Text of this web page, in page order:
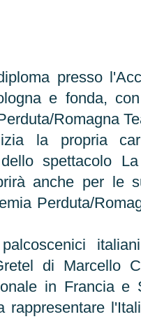
presso
e fonda,
Romagna
la propria
spettacolo
anche per le
Perduta/
di Marcello
in Francia e
rappresentare